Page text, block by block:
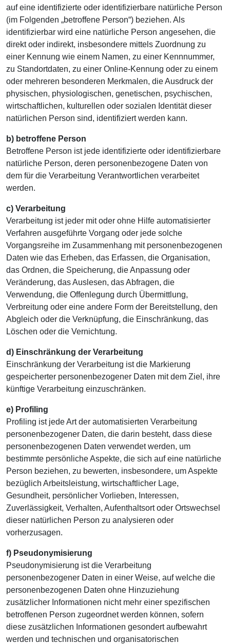
auf eine identifizierte oder identifizierbare natürliche Person
(im Folgenden „betroffene Person“) beziehen. Als
identifizierbar wird eine natürliche Person angesehen, die
direkt oder indirekt, insbesondere mittels Zuordnung zu
einer Kennung wie einem Namen, zu einer Kennnummer,
zu Standortdaten, zu einer Online-Kennung oder zu einem
oder mehreren besonderen Merkmalen, die Ausdruck der
physischen, physiologischen, genetischen, psychischen,
wirtschaftlichen, kulturellen oder sozialen Identität dieser
natürlichen Person sind, identifiziert werden kann.
b) betroffene Person
Betroffene Person ist jede identifizierte oder identifizierbare
natürliche Person, deren personenbezogene Daten von
dem für die Verarbeitung Verantwortlichen verarbeitet
werden.
c) Verarbeitung
Verarbeitung ist jeder mit oder ohne Hilfe automatisierter
Verfahren ausgeführte Vorgang oder jede solche
Vorgangsreihe im Zusammenhang mit personenbezogenen
Daten wie das Erheben, das Erfassen, die Organisation,
das Ordnen, die Speicherung, die Anpassung oder
Veränderung, das Auslesen, das Abfragen, die
Verwendung, die Offenlegung durch Übermittlung,
Verbreitung oder eine andere Form der Bereitstellung, den
Abgleich oder die Verknüpfung, die Einschränkung, das
Löschen oder die Vernichtung.
d) Einschränkung der Verarbeitung
Einschränkung der Verarbeitung ist die Markierung
gespeicherter personenbezogener Daten mit dem Ziel, ihre
künftige Verarbeitung einzuschränken.
e) Profiling
Profiling ist jede Art der automatisierten Verarbeitung
personenbezogener Daten, die darin besteht, dass diese
personenbezogenen Daten verwendet werden, um
bestimmte persönliche Aspekte, die sich auf eine natürliche
Person beziehen, zu bewerten, insbesondere, um Aspekte
bezüglich Arbeitsleistung, wirtschaftlicher Lage,
Gesundheit, persönlicher Vorlieben, Interessen,
Zuverlässigkeit, Verhalten, Aufenthaltsort oder Ortswechsel
dieser natürlichen Person zu analysieren oder
vorherzusagen.
f) Pseudonymisierung
Pseudonymisierung ist die Verarbeitung
personenbezogener Daten in einer Weise, auf welche die
personenbezogenen Daten ohne Hinzuziehung
zusätzlicher Informationen nicht mehr einer spezifischen
betroffenen Person zugeordnet werden können, sofern
diese zusätzlichen Informationen gesondert aufbewahrt
werden und technischen und organisatorischen